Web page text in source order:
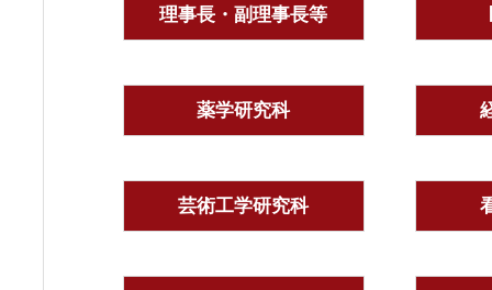
理事長・副理事長等
薬学研究科
芸術工学研究科